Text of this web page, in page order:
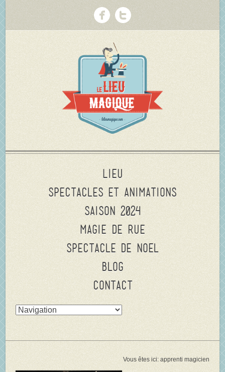
Lieu
Spectacles et animations
Saison 2024
Magie de rue
Spectacle de Noel
Blog
Contact
Vous êtes ici: apprenti magicien